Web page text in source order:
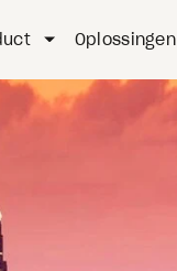
Oplossingen